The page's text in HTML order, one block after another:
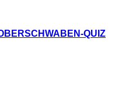
QUIZ